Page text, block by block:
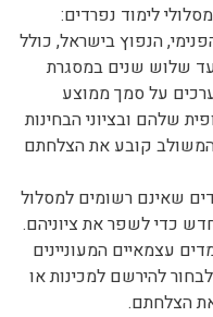
לימוד נפרדים:
הנפוץ בישראל, כולל
שלוש שנים במסגרת
על סמך ממוצע
שלהם ובציוני הבחינות
המשולב קובע את הצלחתם
שאינם רשומים למסלול
כדי לשפר את ציוניהם.
עצמאיים המעוניינים
להירשם למכינות או
הצלחתם.